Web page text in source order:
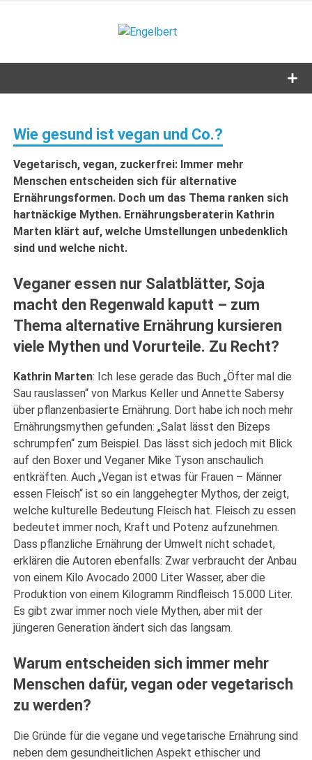
Wie gesund ist vegan und Co.?
Vegetarisch, vegan, zuckerfrei: Immer mehr
Menschen entscheiden sich für alternative
Ernährungsformen. Doch um das Thema ranken sich
hartnäckige Mythen. Ernährungsberaterin Kathrin
Marten klärt auf, welche Umstellungen unbedenklich
sind und welche nicht.
Veganer essen nur Salatblätter, Soja
macht den Regenwald kaputt – zum
Thema alternative Ernährung kursieren
viele Mythen und Vorurteile. Zu Recht?
Kathrin Marten: Ich lese gerade das Buch „Öfter mal die
Sau rauslassen“ von Markus Keller und Annette Sabersy
über pflanzenbasierte Ernährung. Dort habe ich noch mehr
Ernährungsmythen gefunden: „Salat lässt den Bizeps
schrumpfen“ zum Beispiel. Das lässt sich jedoch mit Blick
auf den Boxer und Veganer Mike Tyson anschaulich
entkräften. Auch „Vegan ist etwas für Frauen – Männer
essen Fleisch“ ist so ein langgehegter Mythos, der zeigt,
welche kulturelle Bedeutung Fleisch hat. Fleisch zu essen
bedeutet immer noch, Kraft und Potenz aufzunehmen.
Dass pflanzliche Ernährung der Umwelt nicht schadet,
erklären die Autoren ebenfalls: Zwar verbraucht der Anbau
von einem Kilo Avocado 2000 Liter Wasser, aber die
Produktion von einem Kilogramm Rindfleisch 15.000 Liter.
Es gibt zwar immer noch viele Mythen, aber mit der
jüngeren Generation ändert sich das langsam.
Warum entscheiden sich immer mehr
Menschen dafür, vegan oder vegetarisch
zu werden?
Die Gründe für die vegane und vegetarische Ernährung sind
neben dem gesundheitlichen Aspekt ethischer und